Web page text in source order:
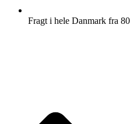
Fragt i hele Danmark fra